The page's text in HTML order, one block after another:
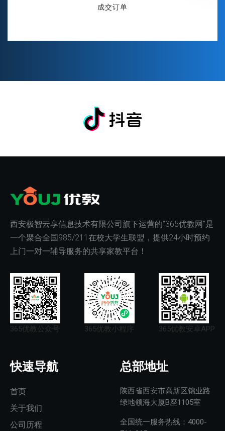
成交订单
西安极智云享信息技术有限公司旗下运营的“365优教网"是
一个聚合全国985/211在校大学生联盟，提供24小时预约
上门一对一辅导服务的共享家教平台！
365优教公众号 365优教小程序 365优教安卓APP
快速导航
首页
关于我们
公司历程
总部地址
陕西省西安市高新区锦业路
绿地领海大厦B座1105室
全国统一服务热线：4000-